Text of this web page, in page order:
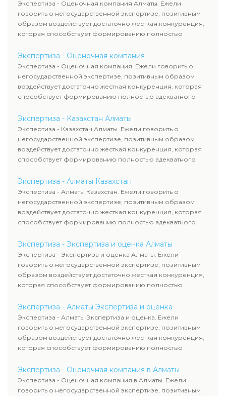
Экспертиза - Оценочная компания Алматы. Ежели
говорить о негосударственной экспертизе, позитивным
образом воздействует достаточно жесткая конкуренция,
которая способствует формированию полностью
Экспертиза - Оценочная компания
Экспертиза - Оценочная компания. Ежели говорить о
негосударственной экспертизе, позитивным образом
воздействует достаточно жесткая конкуренция, которая
способствует формированию полностью адекватного
Экспертиза - Казахстан Алматы
Экспертиза - Казахстан Алматы. Ежели говорить о
негосударственной экспертизе, позитивным образом
воздействует достаточно жесткая конкуренция, которая
способствует формированию полностью адекватного
Экспертиза - Алматы Казахстан
Экспертиза - Алматы Казахстан. Ежели говорить о
негосударственной экспертизе, позитивным образом
воздействует достаточно жесткая конкуренция, которая
способствует формированию полностью адекватного
Экспертиза - Экспертиза и оценка Алматы
Экспертиза - Экспертиза и оценка Алматы. Ежели
говорить о негосударственной экспертизе, позитивным
образом воздействует достаточно жесткая конкуренция,
которая способствует формированию полностью
Экспертиза - Алматы Экспертиза и оценка
Экспертиза - Алматы Экспертиза и оценка. Ежели
говорить о негосударственной экспертизе, позитивным
образом воздействует достаточно жесткая конкуренция,
которая способствует формированию полностью
Экспертиза - Оценочная компания в Алматы
Экспертиза - Оценочная компания в Алматы. Ежели
говорить о негосударственной экспертизе, позитивным